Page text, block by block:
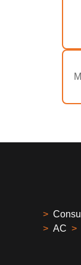
>
> AC >